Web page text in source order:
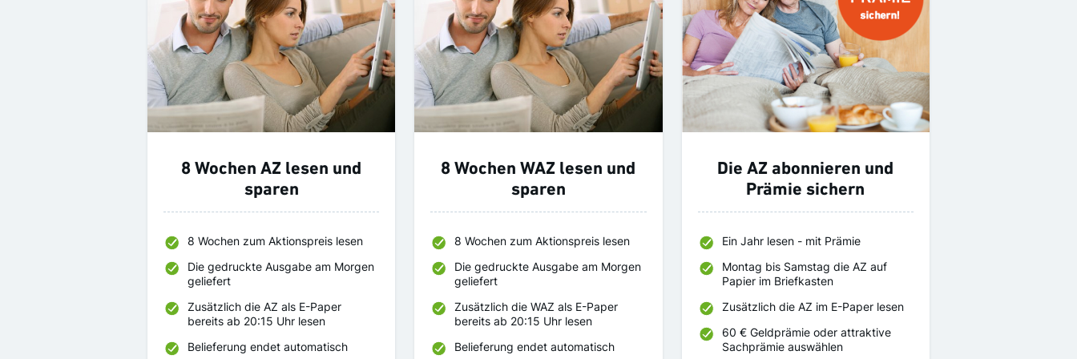
8 Wochen AZ lesen und
sparen
8 Wochen zum Aktionspreis lesen
Die gedruckte Ausgabe am Morgen
geliefert
Zusätzlich die AZ als E-Paper
bereits ab 20:15 Uhr lesen
Belieferung endet automatisch
8 Wochen WAZ lesen und
sparen
8 Wochen zum Aktionspreis lesen
Die gedruckte Ausgabe am Morgen
geliefert
Zusätzlich die WAZ als E-Paper
bereits ab 20:15 Uhr lesen
Belieferung endet automatisch
Die AZ abonnieren und
Prämie sichern
Ein Jahr lesen - mit Prämie
Montag bis Samstag die AZ auf
Papier im Briefkasten
Zusätzlich die AZ im E-Paper lesen
60 € Geldprämie oder attraktive
Sachprämie auswählen